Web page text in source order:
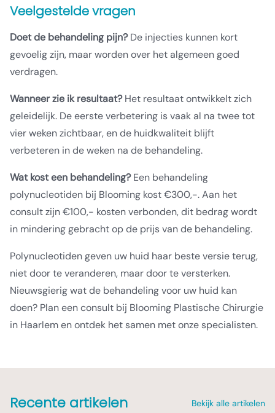
Veelgestelde vragen
Doet de behandeling pijn?De injecties kunnen kort
gevoelig zijn, maar worden over het algemeen goed
verdragen.
Wanneer zie ik resultaat?Het resultaat ontwikkelt zich
geleidelijk. De eerste verbetering is vaak al na twee tot
vier weken zichtbaar, en de huidkwaliteit blijft
verbeteren in de weken na de behandeling.
Wat kost een behandeling?Een behandeling
polynucleotiden bij Blooming kost €300,-. Aan het
consult zijn €100,- kosten verbonden, dit bedrag wordt
in mindering gebracht op de prijs van de behandeling.
Polynucleotiden geven uw huid haar beste versie terug,
niet door te veranderen, maar door te versterken.
Nieuwsgierig wat de behandeling voor uw huid kan
doen? Plan een consult bij Blooming Plastische Chirurgie
in Haarlem en ontdek het samen met onze specialisten.
Recente artikelen Bekijk alle artikelen